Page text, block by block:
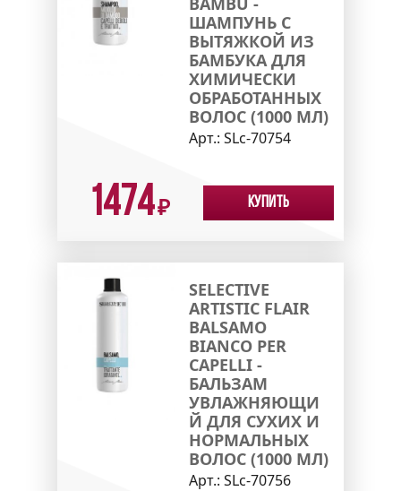
ШАМПУНЬ С
ВЫТЯЖКОЙ ИЗ
БАМБУКА ДЛЯ
ХИМИЧЕСКИ
ОБРАБОТАННЫХ
ВОЛОС (1000 МЛ)
Арт.: SLc-70754
1474₽ Купить
SELECTIVE
ARTISTIC FLAIR
BALSAMO
BIANCO PER
CAPELLI -
БАЛЬЗАМ
УВЛАЖНЯЮЩИ
Й ДЛЯ СУХИХ И
НОРМАЛЬНЫХ
ВОЛОС (1000 МЛ)
Арт.: SLc-70756